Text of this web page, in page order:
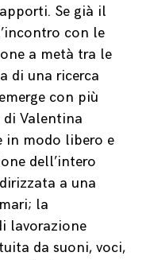
Se già il
con le
a metà tra le
di una ricerca
con più
Valentina
in modo libero e
dell’intero
a una
la
lavorazione
da suoni, voci,